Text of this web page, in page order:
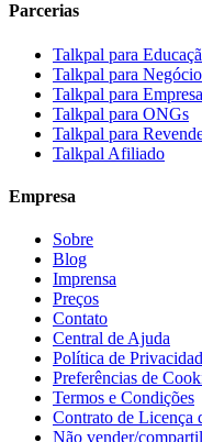
Parcerias
Talkpal para
Talkpal para
Talkpal para
Talkpal para ONGs
Talkpal para
Talkpal Afiliado
Empresa
Sobre
Blog
Imprensa
Preços
Contato
Central de Ajuda
Política de
Preferências de
Termos e Condições
Contrato de Licença
Não vender/